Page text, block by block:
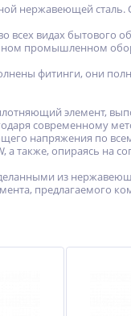
нержавеющей
всех видах бытового
промышленном
фитинги, они
элемент,
современному
напряжения по
а также, опираясь на
из
предлагаемого